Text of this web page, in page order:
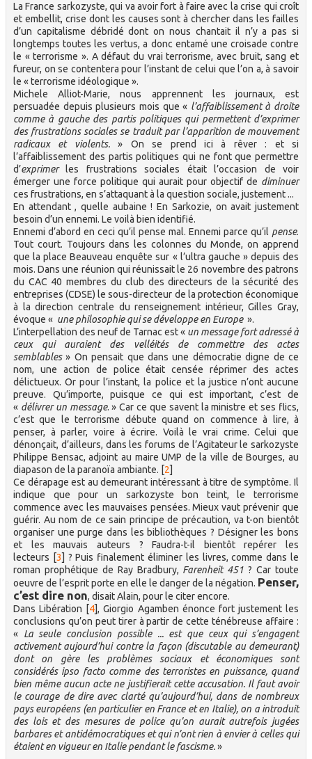
La France sarkozyste, qui va avoir fort à faire avec la crise qui croît
et embellit, crise dont les causes sont à chercher dans les failles
d’un capitalisme débridé dont on nous chantait il n’y a pas si
longtemps toutes les vertus, a donc entamé une croisade contre
le « terrorisme ». A défaut du vrai terrorisme, avec bruit, sang et
fureur, on se contentera pour l’instant de celui que l’on a, à savoir
le « terrorisme idéologique ».
Michele Alliot-Marie, nous apprennent les journaux, est
persuadée depuis plusieurs mois que « l’affaiblissement à droite
comme à gauche des partis politiques qui permettent d’exprimer
des frustrations sociales se traduit par l’apparition de mouvement
radicaux et violents.» On se prend ici à rêver : et si
l’affaiblissement des partis politiques qui ne font que permettre
d’exprimerles frustrations sociales était l’occasion de voir
émerger une force politique qui aurait pour objectif de diminuer
ces frustrations, en s’attaquant à la question sociale, justement ...
En attendant , quelle aubaine ! En Sarkozie, on avait justement
besoin d’un ennemi. Le voilà bien identifié.
Ennemi d’abord en ceci qu’il pense mal. Ennemi parce qu’il pense.
Tout court. Toujours dans les colonnes du Monde, on apprend
que la place Beauveau enquête sur « l’ultra gauche » depuis des
mois. Dans une réunion qui réunissait le 26 novembre des patrons
du CAC 40 membres du club des directeurs de la sécurité des
entreprises (CDSE) le sous-directeur de la protection économique
à la direction centrale du renseignement intérieur, Gilles Gray,
évoque « une philosophie qui se développe en Europe ».
L’interpellation des neuf de Tarnac est « un message fort adressé à
ceux qui auraient des velléités de commettre des actes
semblables» On pensait que dans une démocratie digne de ce
nom, une action de police était censée réprimer des actes
délictueux. Or pour l’instant, la police et la justice n’ont aucune
preuve. Qu’importe, puisque ce qui est important, c’est de
« délivrer un message. » Car ce que savent la ministre et ses flics,
c’est que le terrorisme débute quand on commence à lire, à
penser, à parler, voire à écrire. Voilà le vrai crime. Celui que
dénonçait, d’ailleurs, dans les forums de l’Agitateur le sarkozyste
Philippe Bensac, adjoint au maire UMP de la ville de Bourges, au
diapason de la paranoïa ambiante. [2]
Ce dérapage est au demeurant intéressant à titre de symptôme. Il
indique que pour un sarkozyste bon teint, le terrorisme
commence avec les mauvaises pensées. Mieux vaut prévenir que
guérir. Au nom de ce sain principe de précaution, va t-on bientôt
organiser une purge dans les bibliothèques ? Désigner les bons
et les mauvais auteurs ? Faudra-t-il bientôt repérer les
lecteurs [3] ? Puis finalement éliminer les livres, comme dans le
roman prophétique de Ray Bradbury, Farenheit 451 ? Car toute
oeuvre de l’esprit porte en elle le danger de la négation. Penser,
c’est dire non, disait Alain, pour le citer encore.
Dans Libération [4], Giorgio Agamben énonce fort justement les
conclusions qu’on peut tirer à partir de cette ténébreuse affaire :
« La seule conclusion possible ... est que ceux qui s’engagent
activement aujourd’hui contre la façon (discutable au demeurant)
dont on gère les problèmes sociaux et économiques sont
considérés ipso facto comme des terroristes en puissance, quand
bien même aucun acte ne justifierait cette accusation. Il faut avoir
le courage de dire avec clarté qu’aujourd’hui, dans de nombreux
pays européens (en particulier en France et en Italie), on a introduit
des lois et des mesures de police qu’on aurait autrefois jugées
barbares et antidémocratiques et qui n’ont rien à envier à celles qui
étaient en vigueur en Italie pendant le fascisme.»